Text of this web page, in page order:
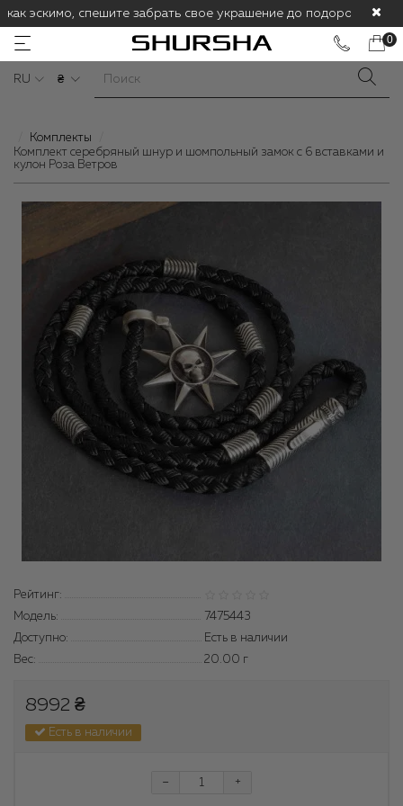
эскимо, спешите забрать свое украшение до подорожания!
0
RU ₴
Комплекты
Комплект серебряный шнур и шомпольный замок с 6 вставками и
кулон Роза Ветров
Рейтинг:
Модель:
7475443
Доступно:
Есть в наличии
Вес:
20.00 г
8992 ₴
Есть в наличии
+
-